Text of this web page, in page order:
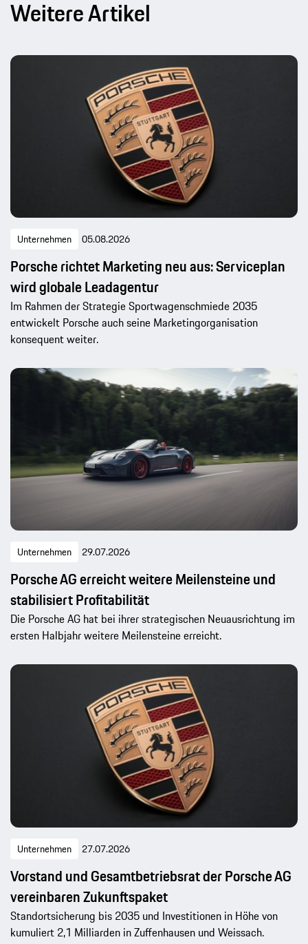
Weitere Artikel
Unternehmen 05.08.2026
Porsche richtet Marketing neu aus: Serviceplan
wird globale Leadagentur
Im Rahmen der Strategie Sportwagenschmiede 2035
entwickelt Porsche auch seine Marketingorganisation
konsequent weiter.
Unternehmen 29.07.2026
Porsche AG erreicht weitere Meilensteine und
stabilisiert Profitabilität
Die Porsche AG hat bei ihrer strategischen Neuausrichtung im
ersten Halbjahr weitere Meilensteine erreicht.
Unternehmen 27.07.2026
Vorstand und Gesamtbetriebsrat der Porsche AG
vereinbaren Zukunftspaket
Standortsicherung bis 2035 und Investitionen in Höhe von
kumuliert 2,1 Milliarden in Zuffenhausen und Weissach.